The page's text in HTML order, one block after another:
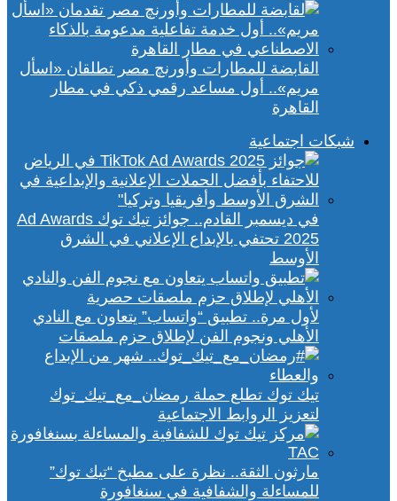
القابضة للمطارات وأورنچ مصر تطلقان «اسأل
مريم».. أول مساعد رقمي ذكي في مطار
القاهرة
شبكات اجتماعية
في ديسمبر القادم.. جوائز تيك توك Ad Awards
2025 تحتفي بالإبداع الإعلاني في الشرق
الأوسط
لأول مرة.. تطبيق “واتساب” يتعاون مع النادي
الأهلي ونجوم الفن لإطلاق حزم ملصقات
تيك توك تطلع حملة رمضان_مع_تيك_توك
لتعزيز الروابط الاجتماعية
مارثون الثقة.. نظرة على مطبخ “تيك توك”
للمساءلة والشفافية في سنغافورة